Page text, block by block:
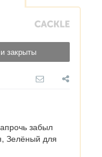
закрыты
забыл
Зелёный для